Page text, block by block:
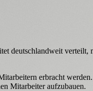
deutschlandweit verteilt,
erbracht
Mitarbeiter aufzubauen.